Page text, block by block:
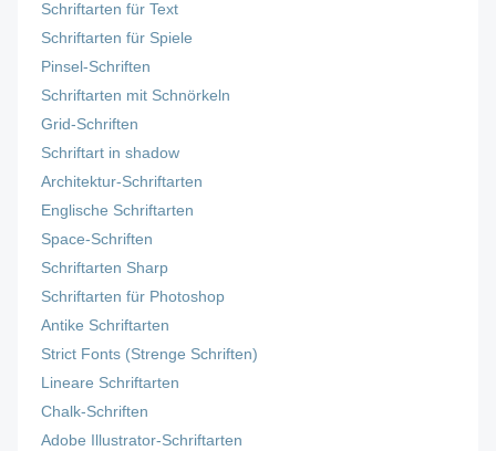
Schriftarten für Text
Schriftarten für Spiele
Pinsel-Schriften
Schriftarten mit Schnörkeln
Grid-Schriften
Schriftart in shadow
Architektur-Schriftarten
Englische Schriftarten
Space-Schriften
Schriftarten Sharp
Schriftarten für Photoshop
Antike Schriftarten
Strict Fonts (Strenge Schriften)
Lineare Schriftarten
Chalk-Schriften
Adobe Illustrator-Schriftarten